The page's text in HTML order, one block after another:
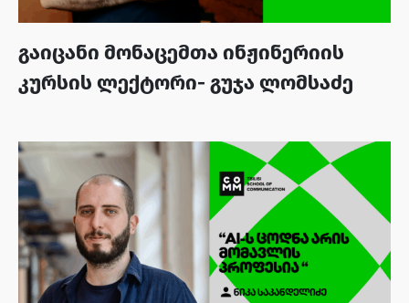
გაიცანი მონაცემთა ინჟინერიის
კურსის ლექტორი- გუჯა ლომსაძე